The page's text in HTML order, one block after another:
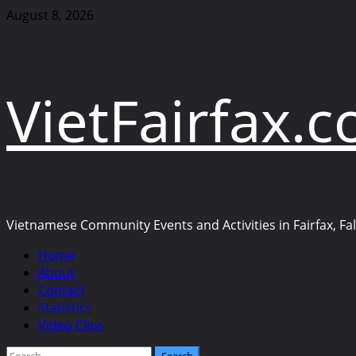
Skip
August 8, 2026
Vietnamese Community Events and Activities in Fairfax,
Primary
Menu
Home
About
Contact
Statistics
Video Clips